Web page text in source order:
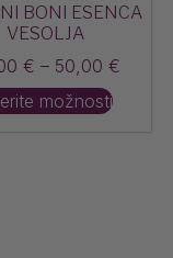
BONI ESENCA
VESOLJA
€ – 50,00 €
možnosti